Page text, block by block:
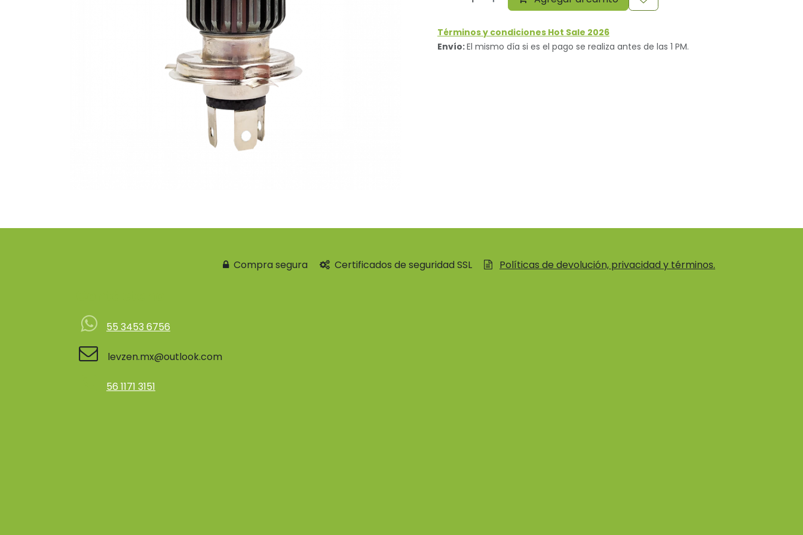
Términos y condiciones Hot Sale 2026
Envío:El mismo día si es el pago se realiza antes de las 1 PM.
Compra segura Certificados de seguridad SSL Políticas de devolución, privacidad y términos.
55 3453 6756
levzen.mx@outlook.com
56 1171 3151